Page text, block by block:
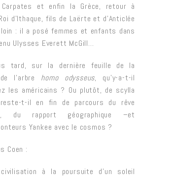
Carpates et enfin la Grèce, retour à
d’Ithaque, fils de Laërte et d’Anticlée
: il a posé femmes et enfants dans
Ulysses Everett McGill…
tard, sur la dernière feuille de la
l’arbre homo odysseus, qu’y-a-t-il
les américains ? Ou plutôt, de scylla
reste-t-il en fin de parcours du rêve
du rapport géographique –et
Yankee avec le cosmos ?
Coen :
civilisation à la poursuite d’un soleil